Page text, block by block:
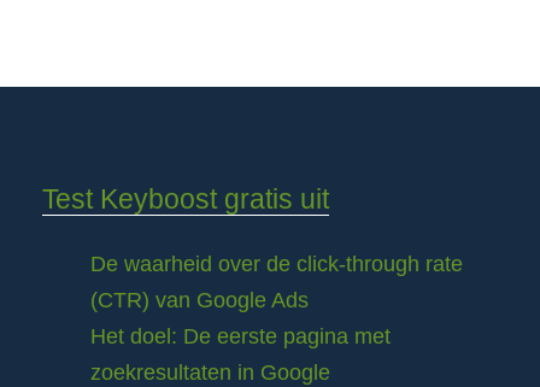
Test Keyboost gratis uit
De waarheid over de click-through rate
(CTR) van Google Ads
Het doel: De eerste pagina met
zoekresultaten in Google